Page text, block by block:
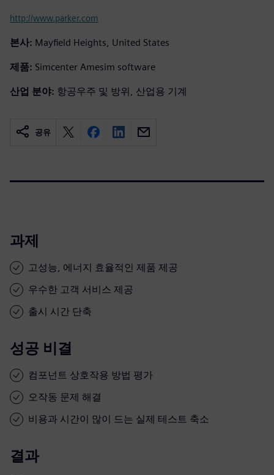
http://www.parker.com
본사: Mayfield Heights, United States
제품: Simcenter Amesim software
산업 분야: 항공우주 및 방위, 산업용 기계
공유
과제
고성능, 에너지 효율적인 제품 제공
우수한 고객 서비스 제공
출시 시간 단축
성공 비결
컴포넌트 상호작용 방법 평가
오작동 문제 해결
비용과 시간이 많이 드는 실제 테스트 축소
결과